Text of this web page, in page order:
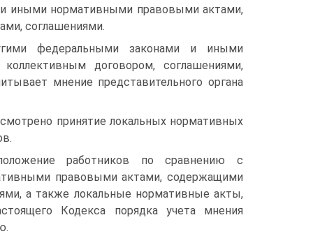
иными нормативными правовыми актами,
соглашениями.
федеральными законами и иными
договором, соглашениями,
мнение представительного органа
принятие локальных нормативных
работников по сравнению с
правовыми актами, содержащими
а также локальные нормативные акты,
Кодекса порядка учета мнения